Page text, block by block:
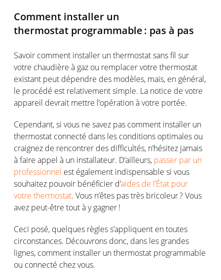
Comment installer un
thermostat programmable : pas à pas
Savoir comment installer un thermostat sans fil sur
votre chaudière à gaz ou remplacervotre thermostat
existant peut dépendre des modèles, mais, en général,
le procédé est relativementsimple. La notice de votre
appareil devrait mettre l’opérationàvotre portée.
Cependant,si vous ne savez pas comment installer un
thermostat connecté dans les conditions optimales ou
craignez de rencontrer des difficultés, n’hésitez jamais
à faire appel à un installateur. D’ailleurs, passer par un
professionnel est également indispensable si vous
souhaitez pouvoir bénéficier d’aides de l’État pour
votre thermostat. Vous n’êtes pas très bricoleur ? Vous
avez peut-être tout à ygagner!
Ceci posé, quelques règless’appliquent entoutes
circonstances. Découvrons donc, dans les grandes
lignes, comment installer un thermostat programmable
ou connecté chezvous.